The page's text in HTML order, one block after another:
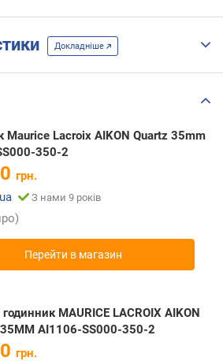
Докладніше
Maurice Lacroix AIKON Quartz 35mm
350-2
грн.
З нами 9 років
Перейти в магазин
MAURICE LACROIX AIKON
35MM AI1106-SS000-350-2
грн.